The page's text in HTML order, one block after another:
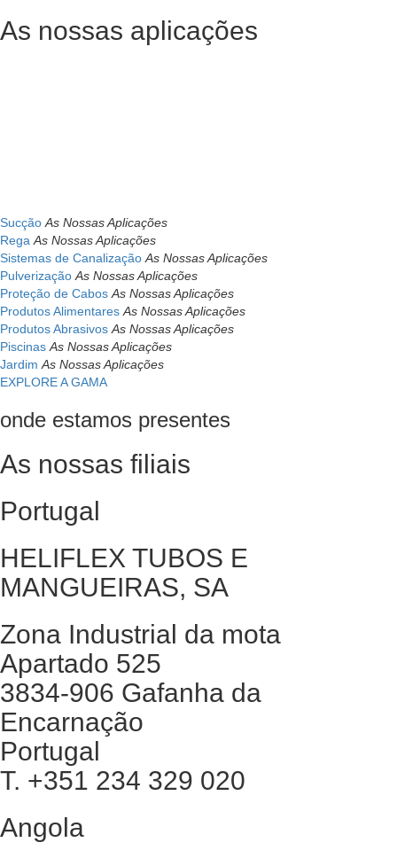
As nossas aplicações
Sucção As Nossas Aplicações
Rega As Nossas Aplicações
Sistemas de Canalização As Nossas Aplicações
Pulverização As Nossas Aplicações
Proteção de Cabos As Nossas Aplicações
Produtos Alimentares As Nossas Aplicações
Produtos Abrasivos As Nossas Aplicações
Piscinas As Nossas Aplicações
Jardim As Nossas Aplicações
EXPLORE A GAMA
onde estamos presentes
As nossas filiais
Portugal
HELIFLEX TUBOS E
MANGUEIRAS, SA
Zona Industrial da mota
Apartado 525
3834-906 Gafanha da
Encarnação
Portugal
T. +351 234 329 020
Angola